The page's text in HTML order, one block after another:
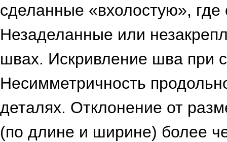
сделанные «вхолостую»,
Незаделанные или
швах. Искривление шва при
Несимметричность
деталях. Отклонение от
(по длине и ширине) более